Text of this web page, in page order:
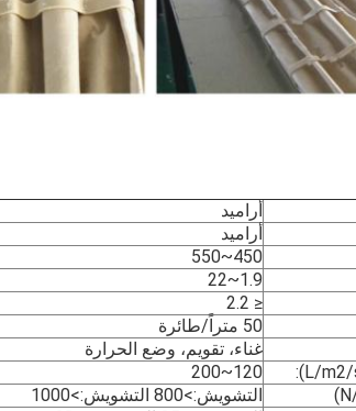
أراميد
أراميد
450~550
1.9~22
≤ 2.2
50 متراً/طائرة
غناء، تقويم، وضع الحرارة
120~200
التشويش:>800 التشويش:>1000